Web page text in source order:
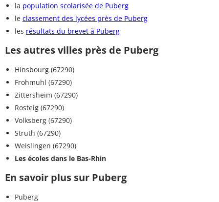
la population scolarisée de Puberg
le classement des lycées près de Puberg
les résultats du brevet à Puberg
Les autres villes près de Puberg
Hinsbourg (67290)
Frohmuhl (67290)
Zittersheim (67290)
Rosteig (67290)
Volksberg (67290)
Struth (67290)
Weislingen (67290)
Les écoles dans le Bas-Rhin
En savoir plus sur Puberg
Puberg